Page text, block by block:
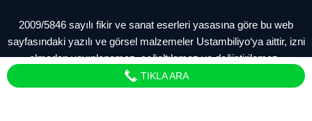
2009/5846 sayılı fikir ve sanat eserleri yasasına göre bu web
sayfasındaki yazılı ve görsel malzemeler Ustambiliyo‘ya aittir, izni
olmadan yayınlanamaz, çoğaltılamaz ve değiştirilemez.
TIKLA ARA